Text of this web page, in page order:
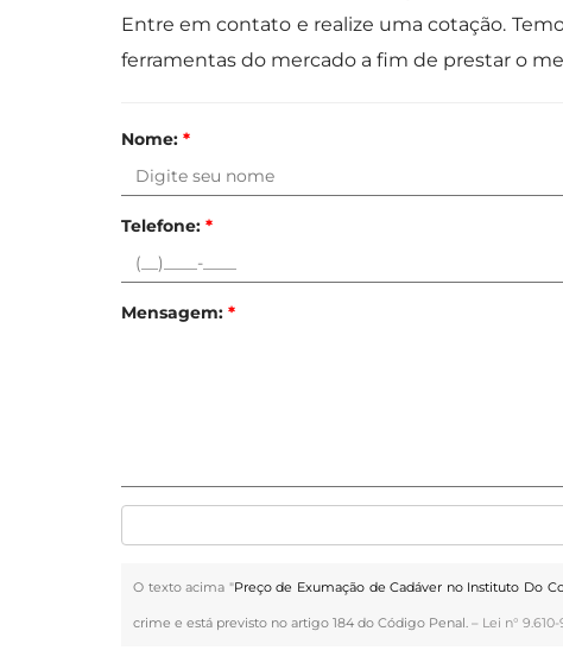
Entre em contato e realize uma cotação.
ferramentas do mercado a fim de prestar o
Nome: *
Telefone: *
Mensagem: *
O texto acima "Preço de Exumação de Cadáver no Instituto Do
crime e está previsto no artigo 184 do Código Penal. – Lei n°